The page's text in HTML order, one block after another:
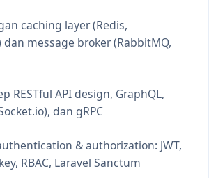
caching layer (Redis,
message broker (RabbitMQ,
RESTful API design, GraphQL,
dan gRPC
& authorization: JWT,
RBAC, Laravel Sanctum